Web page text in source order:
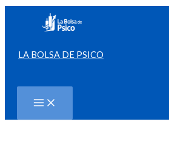
contenido
LA BOLSA DE PSICO